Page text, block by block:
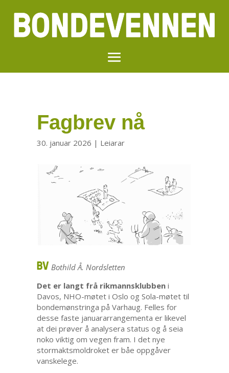
Fagbrev nå
30. januar 2026 | Leiarar
Bothild Å. Nordsletten
Det er langt frå rikmannsklubbeni
Davos, NHO-møtet i Oslo og Sola-møtet til
bondemønstringa på Varhaug. Felles for
desse faste januararrangementa er likevel
at dei prøver å analysera status og å seia
noko viktig om vegen fram. I det nye
stormaktsmoldroket er båe oppgåver
vanskelege.